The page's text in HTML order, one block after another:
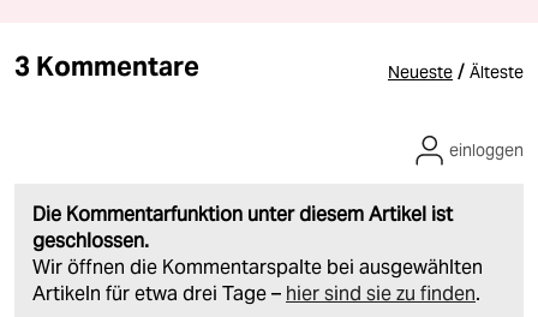
3 Kommentare Neueste / Älteste
Die Kommentarfunktion unter diesem Artikel ist
geschlossen.
Wir öffnen die Kommentarspalte bei ausgewählten
Artikeln für etwa drei Tage – hier sind sie zu finden.
einloggen